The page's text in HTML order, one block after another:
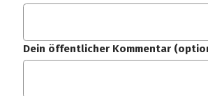
Dein öffentlicher Kommentar